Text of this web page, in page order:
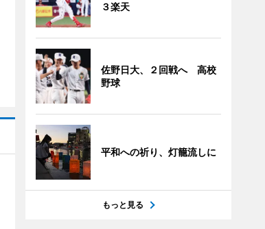
３楽天
佐野日大、２回戦へ 高校
野球
平和への祈り、灯籠流しに
もっと見る